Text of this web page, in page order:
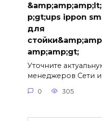
p;gt;ups ippon
для
amp;amp;gt;
Уточните
менеджеров Сети и
0 305